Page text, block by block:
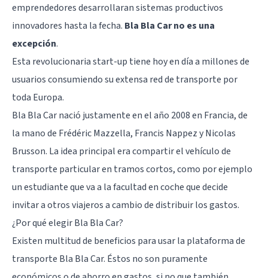
emprendedores desarrollaran sistemas productivos
innovadores hasta la fecha. Bla Bla Car no es una
excepción.
Esta revolucionaria start-up tiene hoy en día a millones de
usuarios consumiendo su extensa red de transporte por
toda Europa.
Bla Bla Car nació justamente en el año 2008 en Francia, de
la mano de Frédéric Mazzella, Francis Nappez y Nicolas
Brusson. La idea principal era compartir el vehículo de
transporte particular en tramos cortos, como por ejemplo
un estudiante que va a la facultad en coche que decide
invitar a otros viajeros a cambio de distribuir los gastos.
¿Por qué elegir Bla Bla Car?
Existen multitud de beneficios para usar la plataforma de
transporte Bla Bla Car. Éstos no son puramente